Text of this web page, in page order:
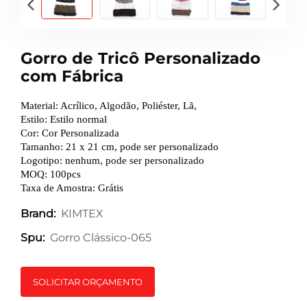
Gorro de Tricô Personalizado
com Fábrica
Material: Acrílico, Algodão, Poliéster, Lã,
Estilo: Estilo normal
Cor: Cor Personalizada
Tamanho: 21 x 21 cm, pode ser personalizado
Logotipo: nenhum, pode ser personalizado
MOQ: 100pcs
Taxa de Amostra: Grátis
Brand: KIMTEX
Spu: Gorro Clássico-065
SOLICITAR ORÇAMENTO